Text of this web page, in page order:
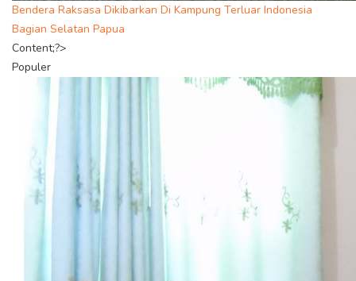
Bendera Raksasa Dikibarkan Di Kampung Terluar Indonesia
Bagian Selatan Papua
Content;?>
Populer